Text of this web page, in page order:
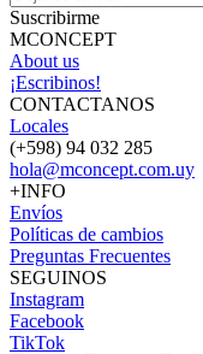
Suscribirme
MCONCEPT
About us
¡Escribinos!
CONTACTANOS
Locales
(+598) 94 032 285
hola@mconcept.com.uy
+INFO
Envíos
Políticas de cambios
Preguntas Frecuentes
SEGUINOS
Instagram
Facebook
TikTok